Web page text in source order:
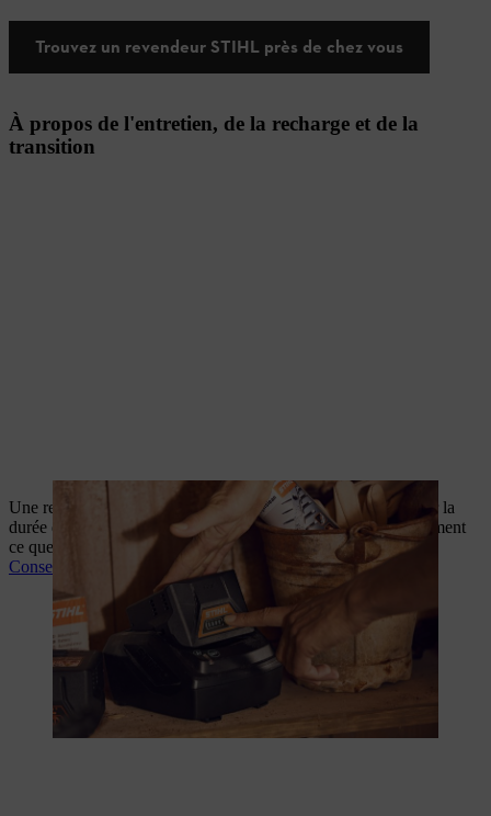
Trouvez un revendeur STIHL près de chez vous
À propos de l'entretien, de la recharge et de la
transition
Une recharge et un stockage adéquats permettent de prolonger la
durée de vie des batteries lithium-ion. Vous découvrirez également
ce que signifie réellement l’effet mémoire.
Conseils d'entretien des batteries